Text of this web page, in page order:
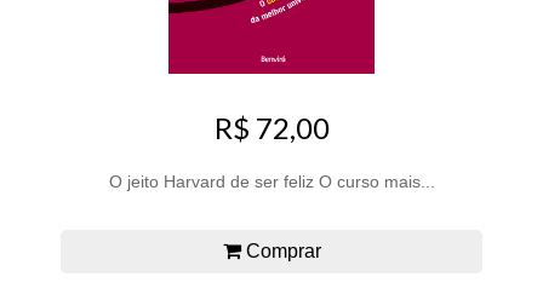
R$ 72,00
O jeito Harvard de ser feliz O curso mais...
Comprar